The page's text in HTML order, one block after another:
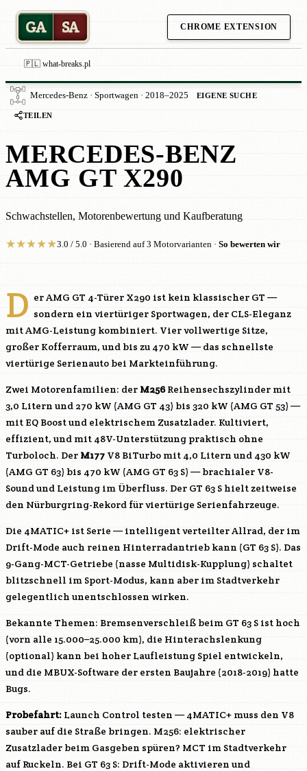
GA SA CHROME EXTENSION
🇵🇱 what-breaks.pl
Mercedes-Benz · Sportwagen · 2018–2025 EIGENE SUCHE
TEILEN
MERCEDES-BENZ
AMG GT X290
Schwachstellen, Motorenbewertung und Kaufberatung
★★★★★3.0 / 5.0 · Basierend auf 3 Motorvarianten · So bewerten wir
D er AMG GT 4-Türer X290 ist kein klassischer GT —
sondern ein viertüriger Sportwagen, der CLS-Eleganz
mit AMG-Leistung kombiniert. Vier vollwertige Sitze,
großer Kofferraum, und bis zu 470 kW — das schnellste
viertürige Serienauto bei Markteinführung.
Zwei Motorenfamilien: der M256Reihensechszylinder mit
3,0 Litern und 270 kW (AMG GT 43) bis 320 kW (AMG GT 53) —
mit EQ Boost und elektrischem Zusatzlader. Kultiviert,
effizient, und mit 48V-Unterstützung praktisch ohne
Turboloch. Der M177 V8 BiTurbo mit 4,0 Litern und 430 kW
(AMG GT 63) bis 470 kW (AMG GT 63 S) — brachialer V8-
Sound und Leistung im Überfluss. Der GT 63 S hielt zeitweise
den Nürburgring-Rekord für viertürige Serienfahrzeuge.
Die 4MATIC+ ist Serie — intelligent verteilter Allrad, der im
Drift-Mode auch reinen Hinterradantrieb kann (GT 63 S). Das
9-Gang-MCT-Getriebe (nasse Multidisk-Kupplung) schaltet
blitzschnell im Sport-Modus, kann aber im Stadtverkehr
gelegentlich unentschlossen wirken.
Bekannte Themen: Bremsenverschleiß beim GT 63 S ist hoch
(vorn alle 15.000–25.000 km), die Hinterachslenkung
(optional) kann bei hoher Laufleistung Spiel entwickeln,
und die MBUX-Software der ersten Baujahre (2018-2019) hatte
Bugs.
Probefahrt: Launch Control testen — 4MATIC+ muss den V8
sauber auf die Straße bringen. M256: elektrischer
Zusatzlader beim Gasgeben spüren? MCT im Stadtverkehr
auf Ruckeln. Bei GT 63 S: Drift-Mode aktivieren und